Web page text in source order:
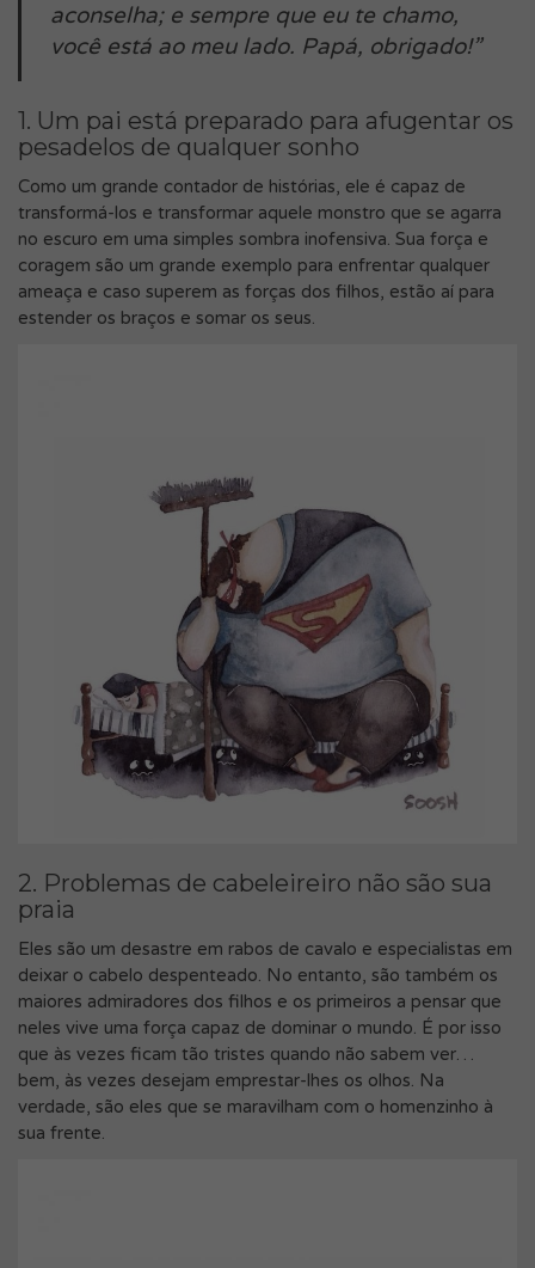
aconselha; e sempre que eu te chamo,
você está ao meu lado. Papá, obrigado!”
1. Um pai está preparado para afugentar os
pesadelos de qualquer sonho
Como um grande contador de histórias, ele é capaz de
transformá-los e transformar aquele monstro que se agarra
no escuro em uma simples sombra inofensiva. Sua força e
coragem são um grande exemplo para enfrentar qualquer
ameaça e caso superem as forças dos filhos, estão aí para
estender os braços e somar os seus.
2. Problemas de cabeleireiro não são sua
praia
Eles são um desastre em rabos de cavalo e especialistas em
deixar o cabelo despenteado. No entanto, são também os
maiores admiradores dos filhos e os primeiros a pensar que
neles vive uma força capaz de dominar o mundo. É por isso
que às vezes ficam tão tristes quando não sabem ver…
bem, às vezes desejam emprestar-lhes os olhos. Na
verdade, são eles que se maravilham com o homenzinho à
sua frente.